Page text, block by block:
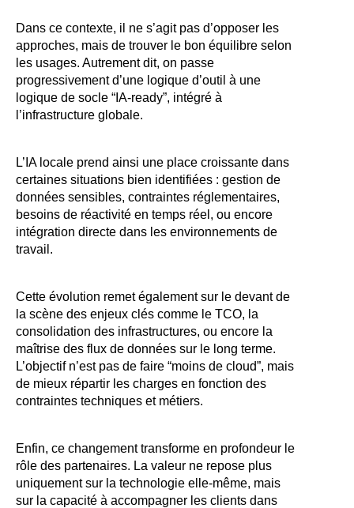
Dans ce contexte, il ne s’agit pas d’opposer les
approches, mais de trouver le bon équilibre selon
les usages. Autrement dit, on passe
progressivement d’une logique d’outil à une
logique de socle “IA-ready”, intégré à
l’infrastructure globale.
L’IA locale prend ainsi une place croissante dans
certaines situations bien identifiées : gestion de
données sensibles, contraintes réglementaires,
besoins de réactivité en temps réel, ou encore
intégration directe dans les environnements de
travail.
Cette évolution remet également sur le devant de
la scène des enjeux clés comme le TCO, la
consolidation des infrastructures, ou encore la
maîtrise des flux de données sur le long terme.
L’objectif n’est pas de faire “moins de cloud”, mais
de mieux répartir les charges en fonction des
contraintes techniques et métiers.
Enfin, ce changement transforme en profondeur le
rôle des partenaires. La valeur ne repose plus
uniquement sur la technologie elle-même, mais
sur la capacité à accompagner les clients dans